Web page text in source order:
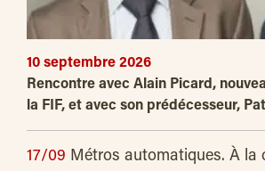
10 septembre 2026
Rencontre avec Alain Picard,
la FIF, et avec son prédécesseur,
17/09 Métros automatiques. À la